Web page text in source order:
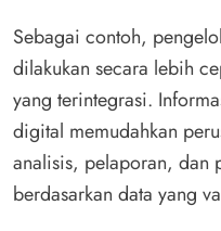
Sebagai contoh,
dilakukan secara lebih
yang terintegrasi.
digital memudahkan
analisis, pelaporan, dan
berdasarkan data yang